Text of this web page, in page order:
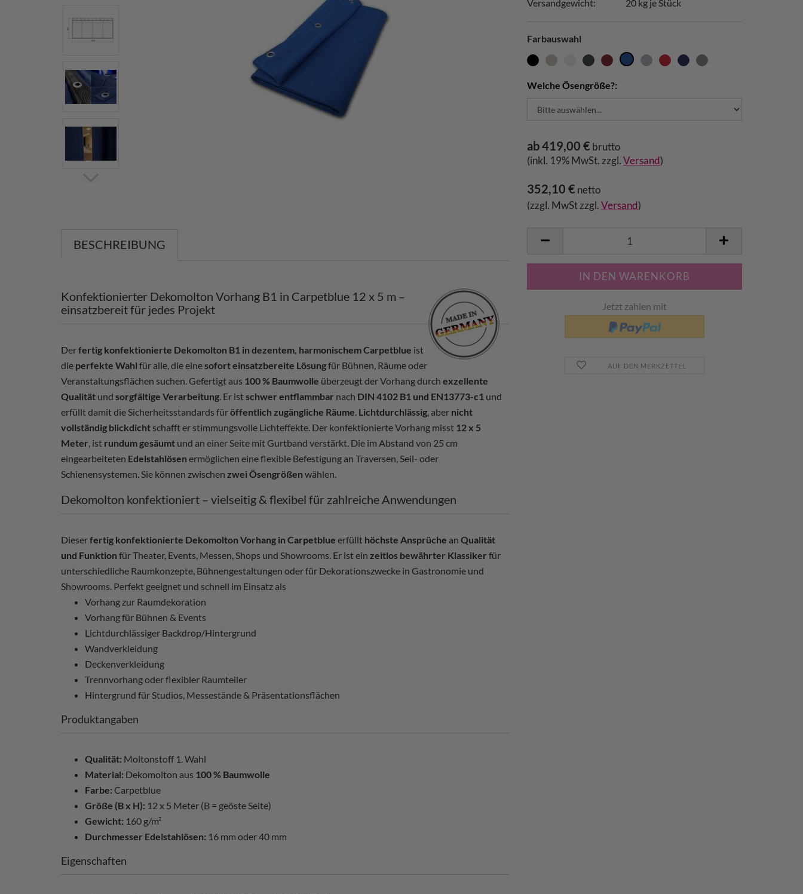
Versandgewicht:
20 kg je Stück
Farbauswahl
Welche Ösengröße?:
ab 419,00 € brutto
(inkl. 19% MwSt. zzgl. Versand)
352,10 € netto
(zzgl. MwSt zzgl. Versand )
Jetzt zahlen mit
AUF DEN MERKZETTEL
BESCHREIBUNG
Konfektionierter Dekomolton Vorhang B1 in Carpetblue 12 x 5 m –
einsatzbereit für jedes Projekt
Derfertig konfektionierte Dekomolton B1 in dezentem, harmonischem Carpetblue ist
die perfekte Wahl für alle, die einesofort einsatzbereite Lösungfür Bühnen, Räume oder
Veranstaltungsflächen suchen. Gefertigt aus 100 % Baumwolle überzeugt der Vorhang durch exzellente
Qualität und sorgfältige Verarbeitung. Er istschwer entflammbar nach DIN 4102 B1 und EN13773-c1 und
erfüllt damit die Sicherheitsstandards füröffentlich zugängliche Räume. Lichtdurchlässig, aber nicht
vollständig blickdicht schafft er stimmungsvolle Lichteffekte. Der konfektionierte Vorhang misst 12 x 5
Meter, ist rundum gesäumt und an einer Seite mit Gurtband verstärkt. Die im Abstand von 25 cm
eingearbeiteten Edelstahlösen ermöglichen eine flexible Befestigung an Traversen, Seil- oder
Schienensystemen. Sie können zwischen zwei Ösengrößen wählen.
Dekomolton konfektioniert – vielseitig & flexibel für zahlreiche Anwendungen
Dieserfertig konfektionierte Dekomolton Vorhang in Carpetblue erfüllt höchste Ansprüche an Qualität
und Funktion für Theater, Events, Messen, Shops und Showrooms. Er ist ein zeitlos bewährter Klassiker für
unterschiedliche Raumkonzepte, Bühnengestaltungen oder für Dekorationszwecke in Gastronomie und
Showrooms. Perfekt geeignet und schnell im Einsatz als
Vorhang zur Raumdekoration
Vorhang für Bühnen & Events
Lichtdurchlässiger Backdrop/Hintergrund
Wandverkleidung
Deckenverkleidung
Trennvorhang oder flexibler Raumteiler
Hintergrund für Studios, Messestände & Präsentationsflächen
Produktangaben
Qualität: Moltonstoff 1. Wahl
Material: Dekomolton aus 100 % Baumwolle
Farbe: Carpetblue
Größe (B x H): 12 x 5 Meter (B = geöste Seite)
Gewicht: 160 g/m²
Durchmesser Edelstahlösen: 16 mm oder 40 mm
Eigenschaften